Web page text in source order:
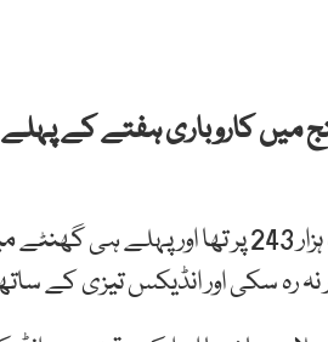
انڈیکس تیزی کے ساتھ 40,521 سے40,305 پر آگیا